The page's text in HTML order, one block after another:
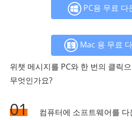
PC용 무료 다
Mac 용 무료
위챗 메시지를 PC와 한 번의 클릭
무엇인가요?
01
컴퓨터에 소프트웨어를